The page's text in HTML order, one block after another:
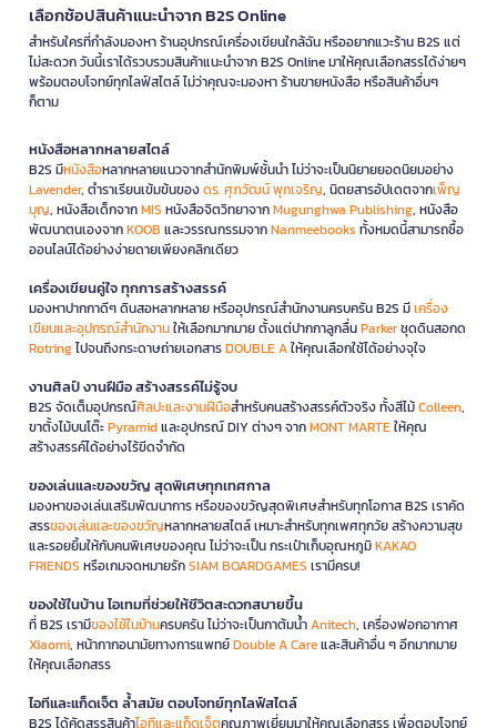
เลือกช้อปสินค้าแนะนำจาก B2S Online
สำหรับใครที่กำลังมองหา ร้านอุปกรณ์เครื่องเขียนใกล้ฉัน หรืออยากแวะร้าน B2S แต่
ไม่สะดวก วันนี้เราได้รวบรวมสินค้าแนะนำจาก B2S Online มาให้คุณเลือกสรรได้ง่ายๆ
พร้อมตอบโจทย์ทุกไลฟ์สไตล์ ไม่ว่าคุณจะมองหา ร้านขายหนังสือ หรือสินค้าอื่นๆ
ก็ตาม
หนังสือหลากหลายสไตล์
B2S มีหนังสือหลากหลายแนวจากสำนักพิมพ์ชั้นนำ ไม่ว่าจะเป็นนิยายยอดนิยมอย่าง
Lavender, ตำราเรียนเข้มข้นของดร. ศุภวัฒน์ พุกเจริญ, นิตยสารอัปเดตจากเพ็ญ
บุญ, หนังสือเด็กจากMIS หนังสือจิตวิทยาจากMugunghwa Publishing, หนังสือ
พัฒนาตนเองจากKOOB และวรรณกรรมจากNanmeebooks ทั้งหมดนี้สามารถซื้อ
ออนไลน์ได้อย่างง่ายดายเพียงคลิกเดียว
เครื่องเขียนคู่ใจ ทุกการสร้างสรรค์
มองหาปากกาดีๆ ดินสอหลากหลาย หรืออุปกรณ์สำนักงานครบครัน B2S มีเครื่อง
เขียนและอุปกรณ์สำนักงานให้เลือกมากมาย ตั้งแต่ปากกาลูกลื่นParkerชุดดินสอกด
Rotringไปจนถึงกระดาษถ่ายเอกสารDOUBLE Aให้คุณเลือกใช้ได้อย่างจุใจ
งานศิลป์ งานฝีมือ สร้างสรรค์ไม่รู้จบ
B2S จัดเต็มอุปกรณ์ศิลปะและงานฝีมือสำหรับคนสร้างสรรค์ตัวจริง ทั้งสีไม้Colleen,
ขาตั้งไม้บนโต๊ะPyramidและอุปกรณ์ DIY ต่างๆ จากMONT MARTEให้คุณ
สร้างสรรค์ได้อย่างไร้ขีดจำกัด
ของเล่นและของขวัญ สุดพิเศษทุกเทศกาล
มองหาของเล่นเสริมพัฒนาการ หรือของขวัญสุดพิเศษสำหรับทุกโอกาส B2S เราคัด
สรรของเล่นและของขวัญหลากหลายสไตล์ เหมาะสำหรับทุกเพศทุกวัย สร้างความสุข
และรอยยิ้มให้กับคนพิเศษของคุณ ไม่ว่าจะเป็น กระเป๋าเก็บอุณหภูมิKAKAO
FRIENDS หรือเกมจดหมายรักSIAM BOARDGAMES เรามีครบ!
ของใช้ในบ้าน ไอเทมที่ช่วยให้ชีวิตสะดวกสบายขึ้น
ที่ B2S เรามีของใช้ในบ้านครบครัน ไม่ว่าจะเป็นกาต้มน้ำAnitech, เครื่องฟอกอากาศ
Xiaomi, หน้ากากอนามัยทางการแพทย์Double A Careและสินค้าอื่น ๆ อีกมากมาย
ให้คุณเลือกสรร
ไอทีและแก็ดเจ็ต ล้ำสมัย ตอบโจทย์ทุกไลฟ์สไตล์
B2S ได้คัดสรรสินค้าไอทีและแก็ดเจ็ตคุณภาพเยี่ยมมาให้คุณเลือกสรร เพื่อตอบโจทย์